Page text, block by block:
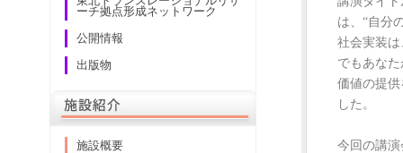
は、“自分
社会実装
でもあな
価値の提
した。
今回の講
ーチ拠点形成ネットワーク
公開情報
出版物
施設概要